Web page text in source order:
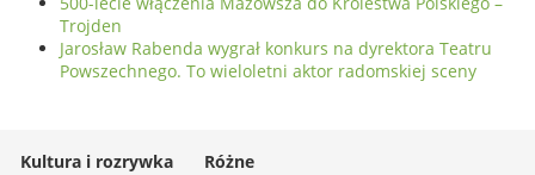
Trojden
Jarosław Rabenda wygrał konkurs na dyrektora Teatru
Powszechnego. To wieloletni aktor radomskiej sceny
Kultura i rozrywka
Różne